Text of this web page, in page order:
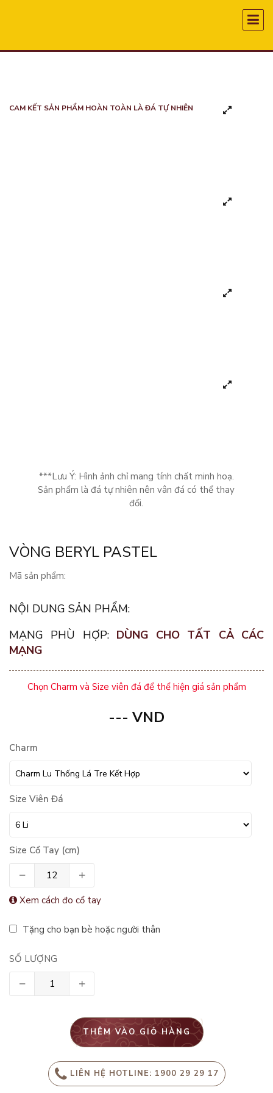
CAM KẾT SẢN PHẨM HOÀN TOÀN LÀ ĐÁ TỰ NHIÊN
***Lưu Ý: Hình ảnh chỉ mang tính chất minh hoạ.
Sản phẩm là đá tự nhiên nên vân đá có thể thay
đổi.
VÒNG BERYL PASTEL
Mã sản phẩm:
NỘI DUNG SẢN PHẨM:
MẠNG PHÙ HỢP: DÙNG CHO TẤT CẢ CÁC
MẠNG
Chọn Charm và Size viên đá để thể hiện giá sản phẩm
--- VND
Charm
Size Viên Đá
Size Cổ Tay (cm)
Xem cách đo cổ tay
Tặng cho bạn bè hoặc người thân
SỐ LƯỢNG
THÊM VÀO GIỎ HÀNG
LIÊN HỆ HOTLINE: 1900 29 29 17